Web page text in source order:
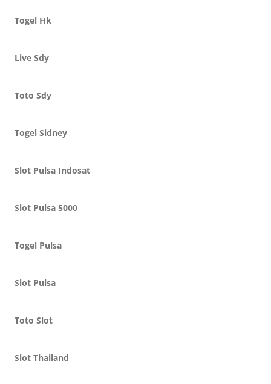
Togel Hk
Live Sdy
Toto Sdy
Togel Sidney
Slot Pulsa Indosat
Slot Pulsa 5000
Togel Pulsa
Slot Pulsa
Toto Slot
Slot Thailand